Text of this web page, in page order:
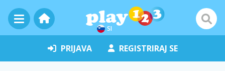
SI
PRIJAVA REGISTRIRAJ SE